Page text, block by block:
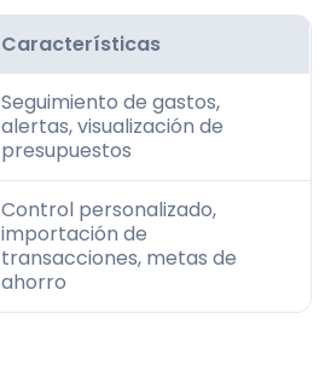
Características
Seguimiento de gastos,
alertas, visualización de
presupuestos
Control personalizado,
importación de
transacciones, metas de
ahorro